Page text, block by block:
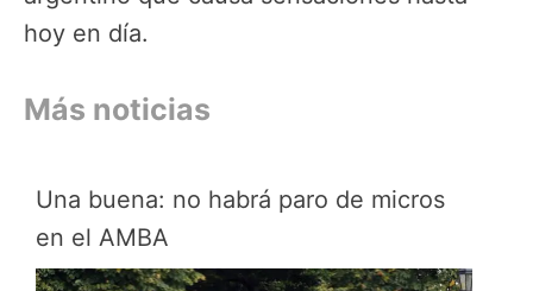
hoy en día.
Más noticias
Una buena: no habrá paro de micros
en el AMBA